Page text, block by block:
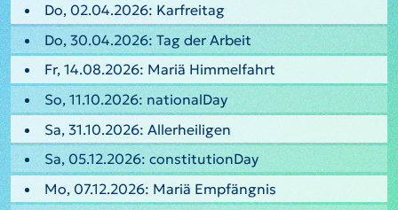
Do, 02.04.2026: Karfreitag
Do, 30.04.2026: Tag der Arbeit
Fr, 14.08.2026: Mariä Himmelfahrt
So, 11.10.2026: nationalDay
Sa, 31.10.2026: Allerheiligen
Sa, 05.12.2026: constitutionDay
Mo, 07.12.2026: Mariä Empfängnis